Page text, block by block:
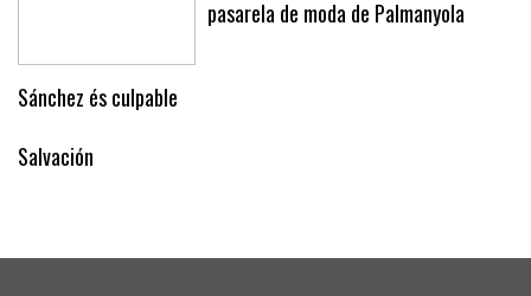
pasarela de moda de Palmanyola
Sánchez és culpable
Salvación